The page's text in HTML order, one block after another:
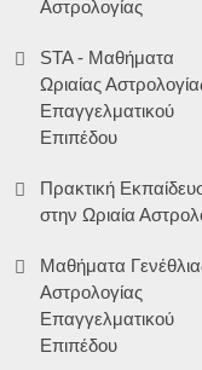
Αστρολογίας
STA - Μαθήματα
Ωριαίας
Επαγγελματικού
Επιπέδου
Πρακτική
στην Ωριαία
Μαθήματα
Αστρολογίας
Επαγγελματικού
Επιπέδου